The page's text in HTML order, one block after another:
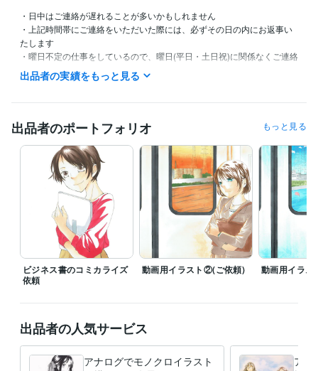
・日中はご連絡が遅れることが多いかもしれません
・上記時間帯にご連絡をいただいた際には、必ずその日の内にお返事い
たします
・曜日不定の仕事をしているので、曜日(平日・土日祝)に関係なくご連絡
いただいて大丈夫です
ください(ただし夜は時間によっては翌日のお返事になります。ご了承い
ただけますと幸いです)
受賞歴
第２回白泉社少女まんが新人大賞銅賞
資格・検定
カラーセラピスト 取得年 : 2023年
得意分野
イラスト作成・漫画制作 アナログイラスト
出品者の実績をもっと見る
出品者のポートフォリオ もっと見る
ビジネス書のコミカライズ
依頼
動画用イラスト②(ご依頼) 動画用イラス
出品者の人気サービス
アナログでモノクロイラスト
アナ